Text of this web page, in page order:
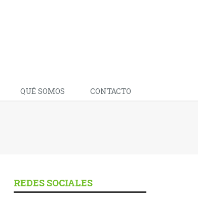
QUÉ SOMOS CONTACTO
REDES SOCIALES